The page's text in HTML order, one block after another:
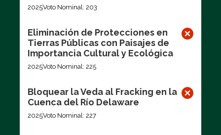
2025Voto Nominal: 203
Eliminación de Protecciones en
Tierras Públicas con Paisajes de
Importancia Cultural y Ecológica
2025Voto Nominal: 225
Bloquear la Veda al Fracking en la
Cuenca del Río Delaware
2025Voto Nominal: 227